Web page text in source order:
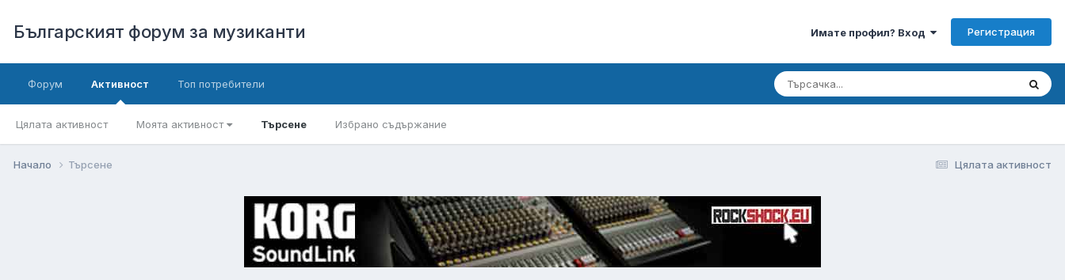
Българският форум за музиканти Имате профил? Вход Регистрация
Форум Активност
Цялата активност Моята активност Търсене Избрано съдържание
Топ потребители
Цялата активност
Начало Търсене